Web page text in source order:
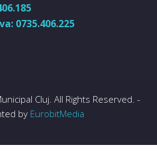
0735.406.225
Cluj. All Rights Reserved. -
by EurobitMedia